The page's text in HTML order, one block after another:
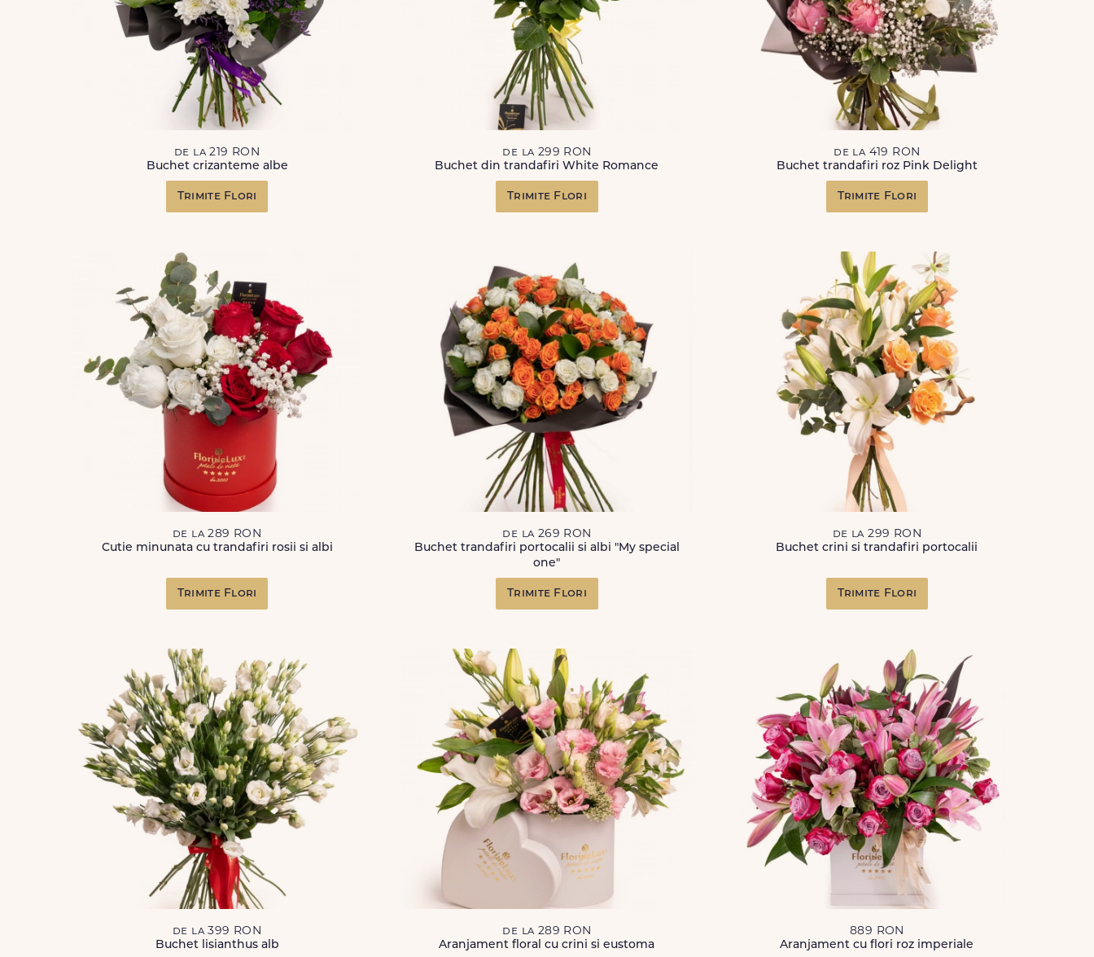
de la 219 RON
Buchet crizanteme albe
Trimite Flori
de la 299 RON
Buchet din trandafiri White Romance
Trimite Flori
de la 419 RON
Buchet trandafiri roz Pink Delight
Trimite Flori
de la 289 RON
Cutie minunata cu trandafiri rosii si albi
Trimite Flori
de la 269 RON
Buchet trandafiri portocalii si albi "My special
one"
Trimite Flori
de la 299 RON
Buchet crini si trandafiri portocalii
Trimite Flori
de la 399 RON
Buchet lisianthus alb
de la 289 RON
Aranjament floral cu crini si eustoma
889 RON
Aranjament cu flori roz imperiale